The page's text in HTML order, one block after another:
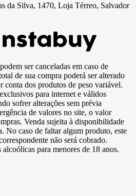
da Silva, 1470, Loja Térreo, Salvador
ser canceladas em caso de
de sua compra poderá ser alterado
conta dos produtos de peso variável.
para internet e válidos
sofrer alterações sem prévia
de valores no site, o valor
Venda sujeita à disponibilidade
No caso de faltar algum produto, este
não será cobrado.
para menores de 18 anos.